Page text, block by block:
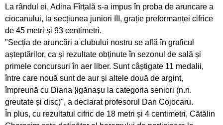
Campionatul de Karate Traditional Fudokan
Cooptați la loturile naționale de juniori
Medalii pentru CS Ceahlăul la Campionatele
Mondiale de telegrafie viteză
Georgiana Blanariu, medalie de aur la
Campionatul Balcanic
La rândul ei, Adina Fîrțală s-a impus în proba de aruncare a
ciocanului, la secțiunea juniori III, grație preformanței cifrice
de 45 metri și 93 centimetri.
"Secția de aruncări a clubului nostru se află în graficul
așteptărilor, ca și rezultate obținute în sezonul de sală și
primele concursuri în aer liber. Sunt câștigate 11 medalii,
între care nouă sunt de aur și altele două de argint,
împreună cu Diana }igănașu la categoria seniori (n.n.
greutate și disc)", a declarat profesorul Dan Cojocaru.
În plus, cu rezultatul cifric de 18 metri și 4 centimetri, Cătălin